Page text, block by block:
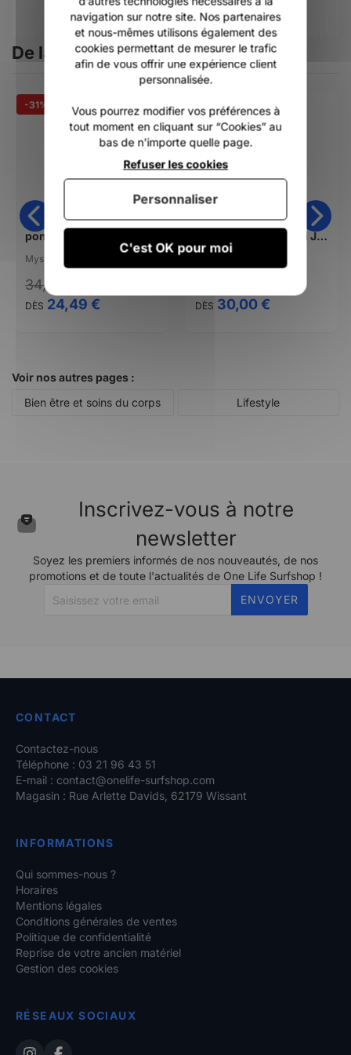
De la même catégorie
Mystic
DÈS 24,49 €
34,99 €
-31%
Lunettes soleil Izipizi Junior #D
DÈS 30,00 €
Voir nos autres pages :
Bien être et soins du corps
Lifestyle
Inscrivez-vous à notre
newsletter
Soyez les premiers informés de nos nouveautés, de nos
promotions et de toute l'actualités de One Life Surfshop !
ENVOYER
CONTACT
Contactez-nous
Téléphone : 03 21 96 43 51
E-mail : contact@onelife-surfshop.com
Magasin : Rue Arlette Davids, 62179 Wissant
INFORMATIONS
Qui sommes-nous ?
Horaires
Mentions légales
Conditions générales de ventes
Politique de confidentialité
Reprise de votre ancien matériel
Gestion des cookies
RÉSEAUX SOCIAUX
navigation sur notre site. Nos partenaires
et nous-mêmes utilisons également des
cookies permettant de mesurer le trafic
afin de vous offrir une expérience client
personnalisée.
Vous pourrez modifier vos préférences à
tout moment en cliquant sur “Cookies” au
bas de n'importe quelle page.
C'est OK pour moi
Refuser les cookies
Personnaliser